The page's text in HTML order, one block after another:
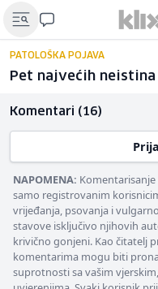
PATOLOŠKA POJAVA
Pet najvećih
Komentari (16)
NAPOMENA:
samo registrovanim
vrijeđanja, psovanja i
stavove isključivo njihovih
krivično gonjeni. Kao čitatelj
komentarima mogu biti
suprotnosti sa vašim